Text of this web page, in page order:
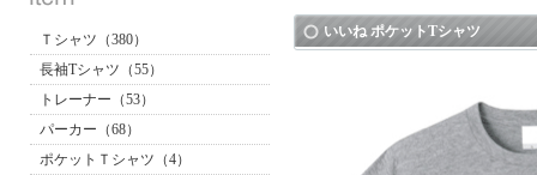
Ｔシャツ（380）
長袖Tシャツ（55）
トレーナー（53）
パーカー（68）
ポケットＴシャツ（4）
いいね ポケットTシャツ